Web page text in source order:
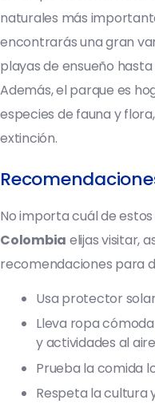
naturales más
encontrarás una gran
playas de ensueño
Además, el parque es
especies de fauna y
extinción.
No importa cuál de estos
Colombia elijas visitar,
recomendaciones para
Usa protector
Lleva ropa
y actividades al
Prueba la comida
Respeta la cultura